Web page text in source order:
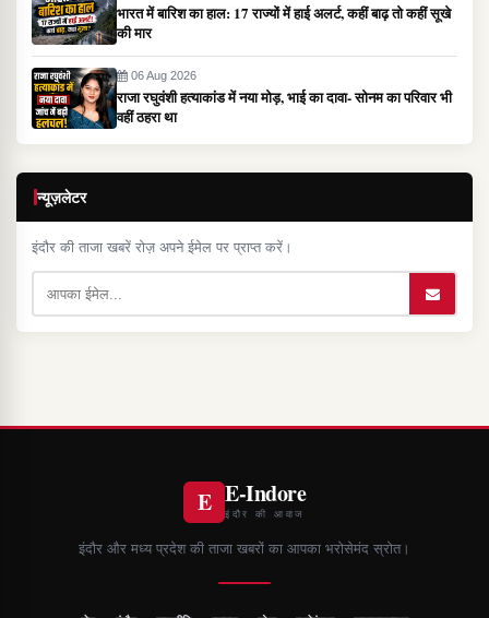
भारत में बारिश का हाल: 17 राज्यों में हाई अलर्ट, कहीं बाढ़ तो कहीं सूखे
की मार
06 Aug 2026
राजा रघुवंशी हत्याकांड में नया मोड़, भाई का दावा- सोनम का परिवार भी
वहीं ठहरा था
न्यूज़लेटर
इंदौर की ताजा खबरें रोज़ अपने ईमेल पर प्राप्त करें।
E E-Indore
इंदौर की आवाज
इंदौर और मध्य प्रदेश की ताजा खबरों का आपका भरोसेमंद स्रोत।